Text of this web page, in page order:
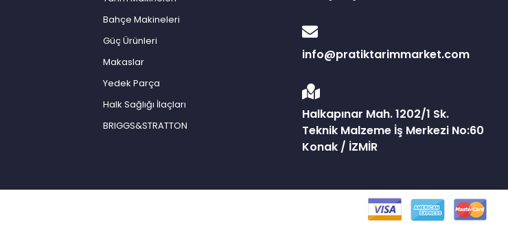
Bahçe Makineleri
Güç Ürünleri
Makaslar
Yedek Parça
Halk Sağlığı İlaçları
BRIGGS&STRATTON
info@pratiktarimmarket.com
Halkapınar Mah. 1202/1 Sk.
Teknik Malzeme İş Merkezi No:60
Konak / İZMİR